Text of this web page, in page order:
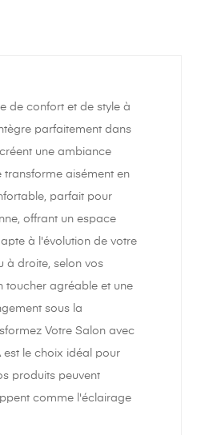
de confort et de style à
parfaitement dans
une ambiance
transforme aisément en
parfait pour
offrant un espace
à l'évolution de votre
à droite, selon vos
toucher agréable et une
sous la
Votre Salon avec
est le choix idéal pour
produits peuvent
comme l'éclairage